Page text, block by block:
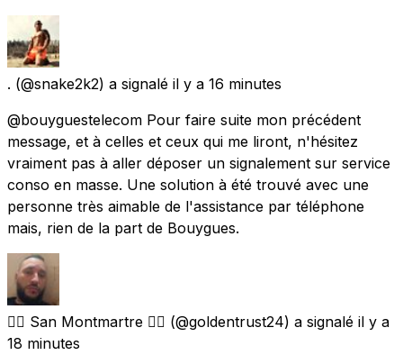
. (@snake2k2) a signalé il y a 16 minutes
@bouyguestelecom Pour faire suite mon précédent
message, et à celles et ceux qui me liront, n'hésitez
vraiment pas à aller déposer un signalement sur service
conso en masse. Une solution à été trouvé avec une
personne très aimable de l'assistance par téléphone
mais, rien de la part de Bouygues.
🏳️‍🌈 San Montmartre 🏳️‍🌈 (@goldentrust24) a signalé il y a
18 minutes